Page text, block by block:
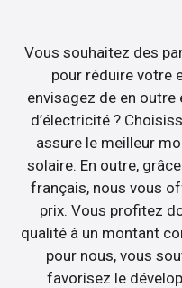
Vous souhaitez des
pour réduire votre
envisagez de en
d’électricité ?
assure le meilleur
solaire. En outre,
français, nous vous
prix. Vous profitez
qualité à un montant
pour nous, vous
favorisez le